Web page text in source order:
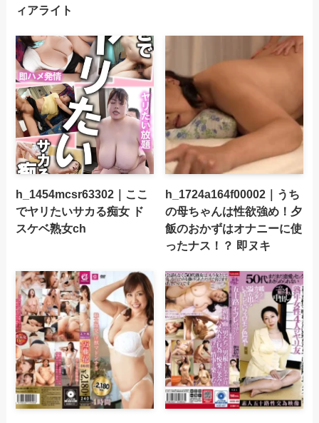
ィアライト
h_1454mcsr63302｜ここ
でヤリたいサカる痴女 ド
スケベ熟女ch
h_1724a164f00002｜うち
の母ちゃんは性欲強め！夕
飯のおかずはオナニーに使
ったナス！？ 即ヌキ